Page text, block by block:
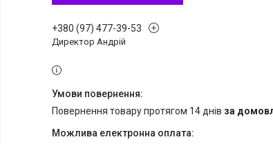
+380 (97) 477-39-53
Директор Андрій
повернення товару протягом 14 днів за